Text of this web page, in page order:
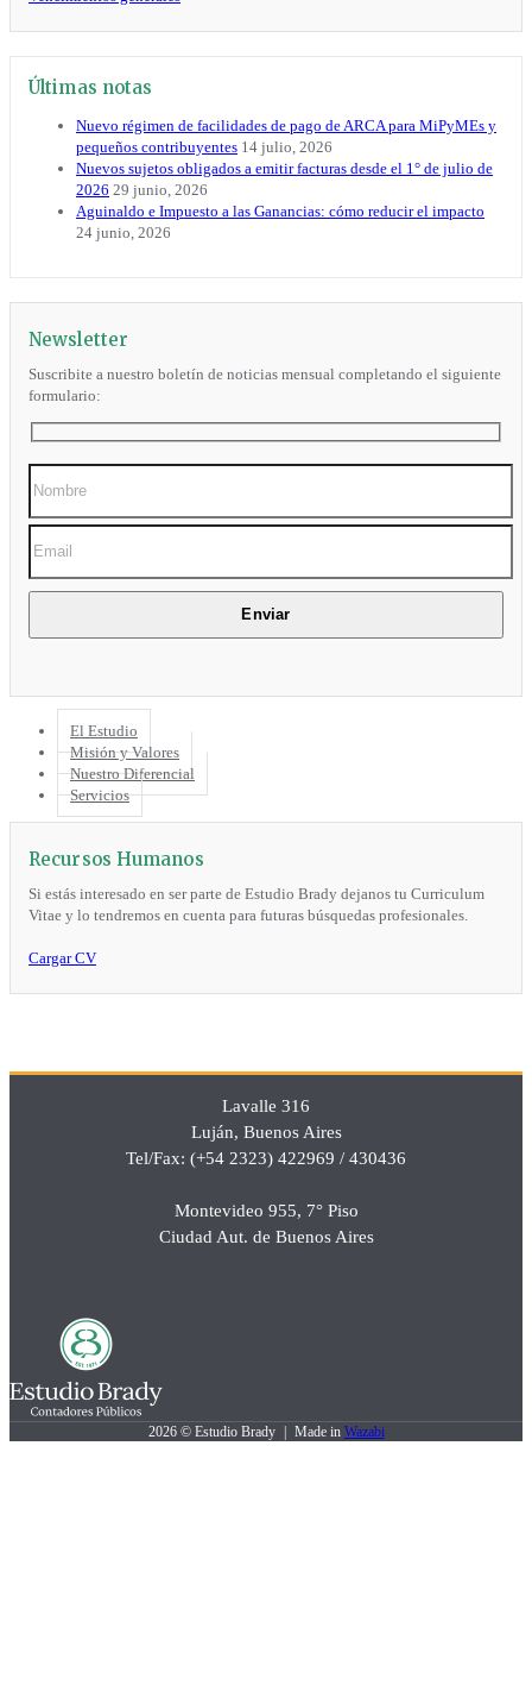
Últimas notas
Nuevo régimen de facilidades de pago de ARCA para MiPyMEs y
pequeños contribuyentes 14 julio, 2026
Nuevos sujetos obligados a emitir facturas desde el 1° de julio de
2026 29 junio, 2026
Aguinaldo e Impuesto a las Ganancias: cómo reducir el impacto
24 junio, 2026
Newsletter
Suscribite a nuestro boletín de noticias mensual completando el siguiente
formulario:
El Estudio
Misión y Valores
Nuestro Diferencial
Servicios
Recursos Humanos
Si estás interesado en ser parte de Estudio Brady dejanos tu Curriculum
Vitae y lo tendremos en cuenta para futuras búsquedas profesionales.
Cargar CV
Lavalle 316
Luján, Buenos Aires
Tel/Fax: (+54 2323) 422969 / 430436
Montevideo 955, 7° Piso
Ciudad Aut. de Buenos Aires
2026 © Estudio Brady | Made in Wazabi